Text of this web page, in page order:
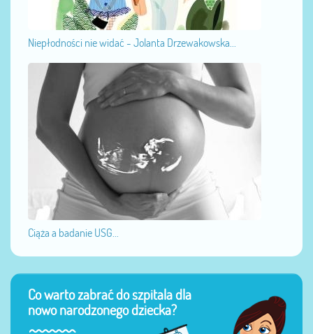
Niepłodności nie widać - Jolanta Drzewakowska...
Ciąża a badanie USG...
Co warto zabrać do szpitala dla
nowo narodzonego dziecka?